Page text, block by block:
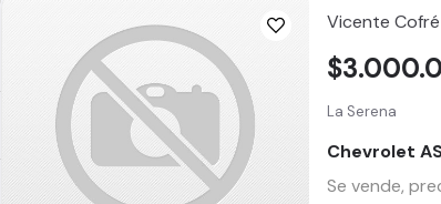
Vicente Cofré
La Serena
Chevrolet
Se vende,